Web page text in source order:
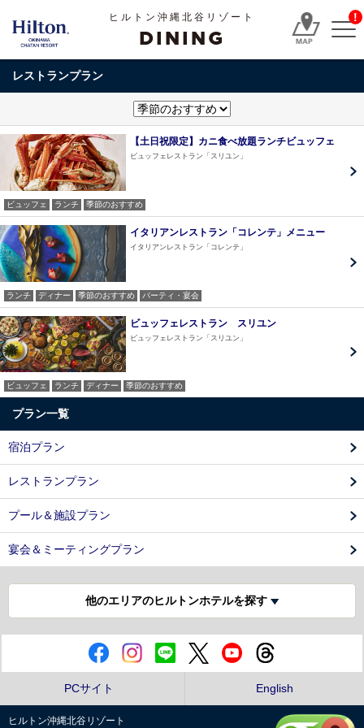
ヒルトン沖縄北谷リゾート
DINING
!
レストランプラン
【土日祝限定】カニ食べ放題ランチビュッフェ
ビュッフェレストラン「スリユン」
ビュッフェ ランチ 季節のおすすめ
イタリアンレストラン「コレンテ」メニュー
イタリアンレストラン「コレンテ」
ランチ ディナー 季節のおすすめ パーティ・宴会
ビュッフェレストラン スリユン
ビュッフェレストラン「スリユン」
ビュッフェ ランチ ディナー 季節のおすすめ
プラン一覧
宿泊プラン
レストランプラン
プール＆施設プラン
宴会＆ミーティングプラン
他のエリアのヒルトンホテルを探す
PCサイト English
ヒルトン沖縄北谷リゾート